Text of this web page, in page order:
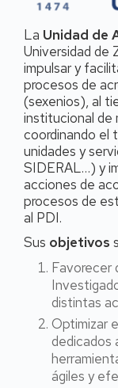
La Unidad de
Universidad de
impulsar y
procesos de
(sexenios), al
institucional de
coordinando el
unidades y
SIDERAL…) y
acciones de
procesos de
al PDI.
Sus objetivos
Favorecer
distintas
Optimizar
dedicados
ágiles y